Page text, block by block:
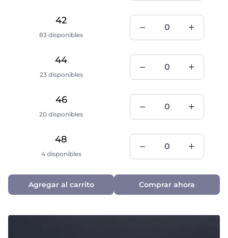
42
83 disponibles
44
23 disponibles
46
20 disponibles
48
4 disponibles
Agregar al carrito Comprar ahora